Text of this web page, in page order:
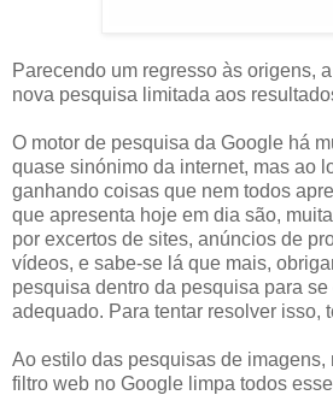
Parecendo um regresso às origens,
nova pesquisa limitada aos
O motor de pesquisa da Google há
quase sinónimo da internet, mas ao
ganhando coisas que nem todos
que apresenta hoje em dia são,
por excertos de sites, anúncios de
vídeos, e sabe-se lá que mais,
pesquisa dentro da pesquisa para
adequado. Para tentar resolver isso,
Ao estilo das pesquisas de imagens,
filtro web no Google limpa todos